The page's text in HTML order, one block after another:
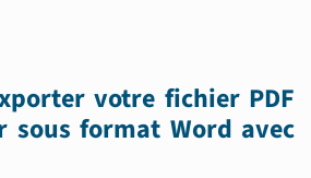
votre fichier PDF
sous format Word avec